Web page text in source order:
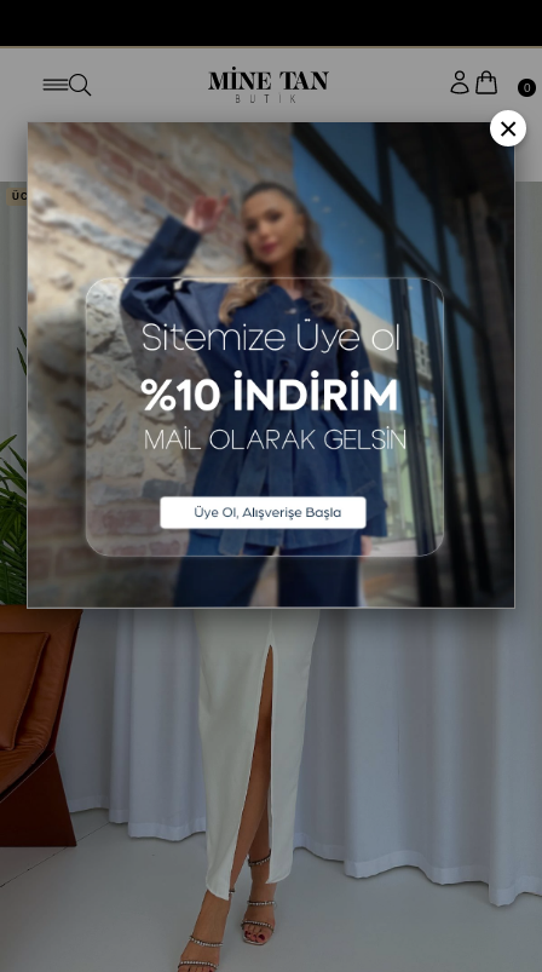
0
Anasayfa ELBİSE STİLE GÖRE KOLSUZ ELBİSE
ÜCRETSİZ KARGO
×